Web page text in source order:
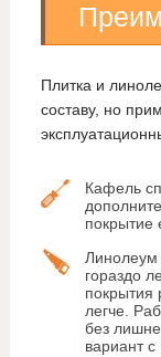
Плитка и
составу, но
Кафель
покрытие
Линолеум
гораздо
покрытия
легче.
без
вариант с